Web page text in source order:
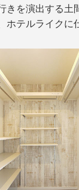
を演出する土
テルライクに